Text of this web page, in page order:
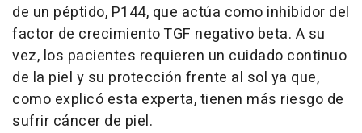
de un péptido, P144, que actúa como inhibidor del
factor de crecimiento TGF negativo beta. A su
vez, los pacientes requieren un cuidado continuo
de la piel y su protección frente al sol ya que,
como explicó esta experta, tienen más riesgo de
sufrir cáncer de piel.